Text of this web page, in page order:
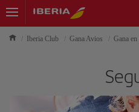
Iberia Club Gana Avios Gana